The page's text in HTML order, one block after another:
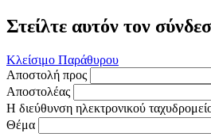
Στείλτε αυτόν τον
Κλείσιμο Παράθυρου
Αποστολή προς
Αποστολέας
Η διεύθυνση ηλεκτρονικού
Θέμα